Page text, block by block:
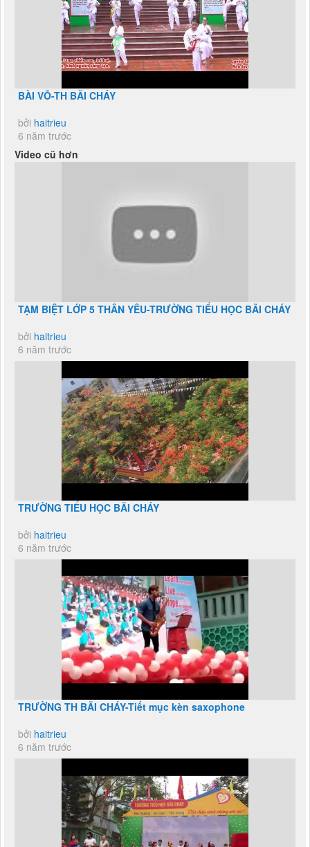
BÀI VÕ-TH BÃI CHÁY
bởi haitrieu
6 năm trước
Video cũ hơn
TẠM BIỆT LỚP 5 THÂN YÊU-TRƯỜNG TIỂU HỌC BÃI CHÁY
bởi haitrieu
6 năm trước
TRƯỜNG TIỂU HỌC BÃI CHÁY
bởi haitrieu
6 năm trước
TRƯỜNG TH BÃI CHÁY-Tiết mục kèn saxophone
bởi haitrieu
6 năm trước